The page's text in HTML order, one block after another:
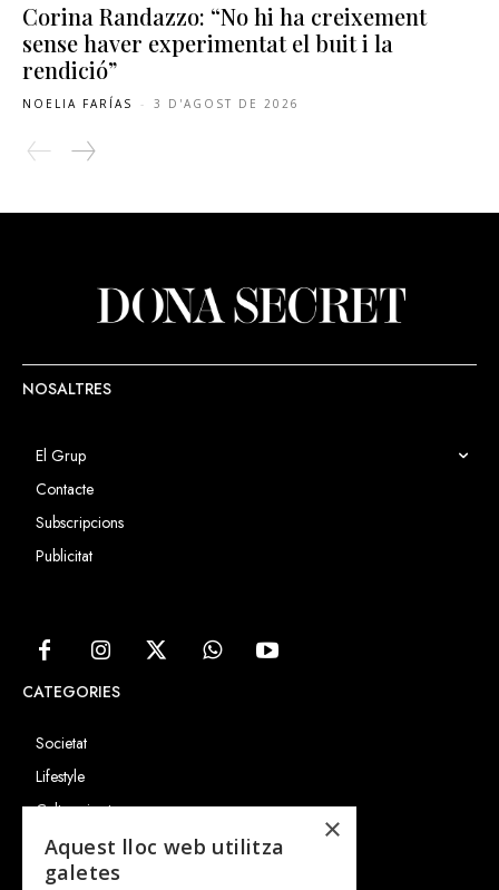
Corina Randazzo: “No hi ha creixement
sense haver experimentat el buit i la
rendició”
NOELIA FARÍAS - 3 D'AGOST DE 2026
NOSALTRES
El Grup
Contacte
Subscripcions
Publicitat
CATEGORIES
Societat
Lifestyle
Cultura i art
Entrevistes
Gastronomia
×
Aquest lloc web utilitza
galetes